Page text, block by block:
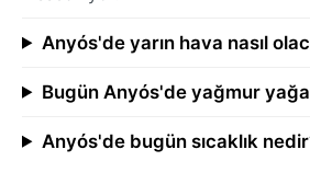
Anyós'de yarın hava nasıl
Bugün Anyós'de yağmur
Anyós'de bugün sıcaklık